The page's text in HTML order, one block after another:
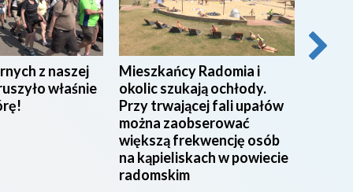
z naszej
właśnie
Mieszkańcy Radomia i
okolic szukają ochłody.
Przy trwającej fali upałów
można zaobserować
większą frekwencję osób
na kąpieliskach w powiecie
radomskim